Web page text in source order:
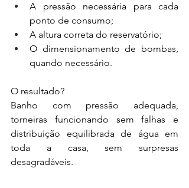
A pressão necessária para cada
ponto de consumo;
A altura correta do reservatório;
O dimensionamento de bombas,
quando necessário.
O resultado?
Banho com pressão adequada,
torneiras funcionando sem falhas e
distribuição equilibrada de água em
toda a casa, sem surpresas
desagradáveis.